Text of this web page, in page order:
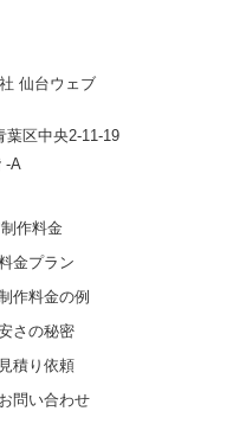
葉区中央2-11-19
-A
制作料金
金プラン
作料金の例
さの秘密
見積り依頼
お問い合わせ